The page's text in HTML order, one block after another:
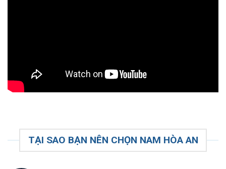
TẠI SAO BẠN NÊN CHỌN NAM HÒA AN